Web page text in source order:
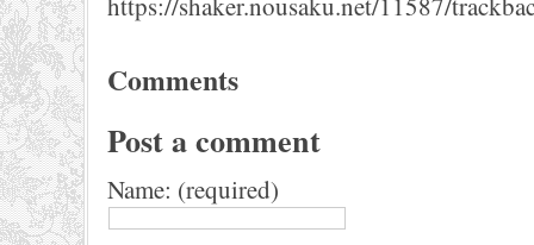
Comments
Post a comment
Name: (required)